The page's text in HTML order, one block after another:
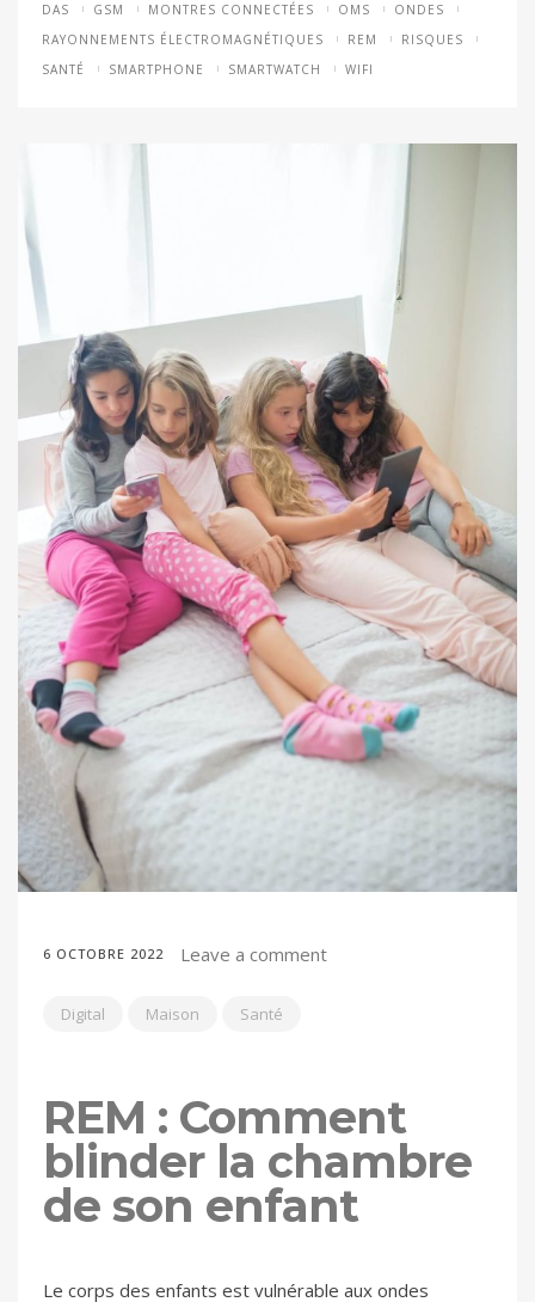
DAS
GSM MONTRES CONNECTÉES OMS
ONDES
RAYONNEMENTS ÉLECTROMAGNÉTIQUES
REM
RISQUES
SANTÉ
SMARTPHONE SMARTWATCH WIFI
6 OCTOBRE 2022 Leave a comment
Digital Maison Santé
REM : Comment
blinder la chambre
de son enfant
Le corps des enfants est vulnérable aux ondes